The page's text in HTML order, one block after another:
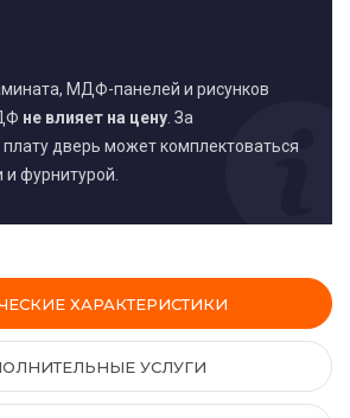
МДФ-панелей и рисунков
не влияет на цену . За
дверь может комплектоваться
фурнитурой.
ХАРАКТЕРИСТИКИ
УСЛУГИ